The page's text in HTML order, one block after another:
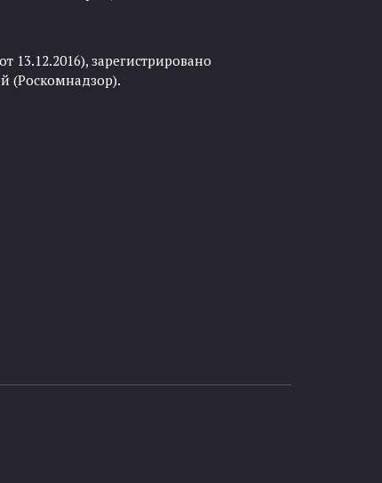
зарегистрировано
(Роскомнадзор).